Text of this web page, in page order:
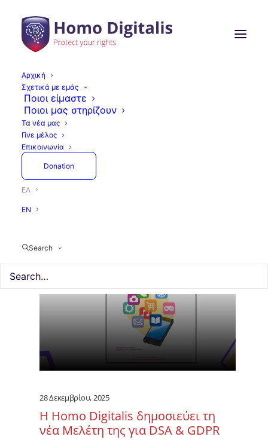
Αρχική
Σχετικά με εμάς
Ποιοι είμαστε
Ποιοι μας στηρίζουν
Τα νέα μας
Γίνε μέλος
Επικοινωνία
Donation
ΕΛ
EN
Search
Όλα Τελευταίες Εξελίξεις
28 Δεκεμβρίου, 2025
Η Homo Digitalis δημοσιεύει τη
νέα Μελέτη της για DSA & GDPR